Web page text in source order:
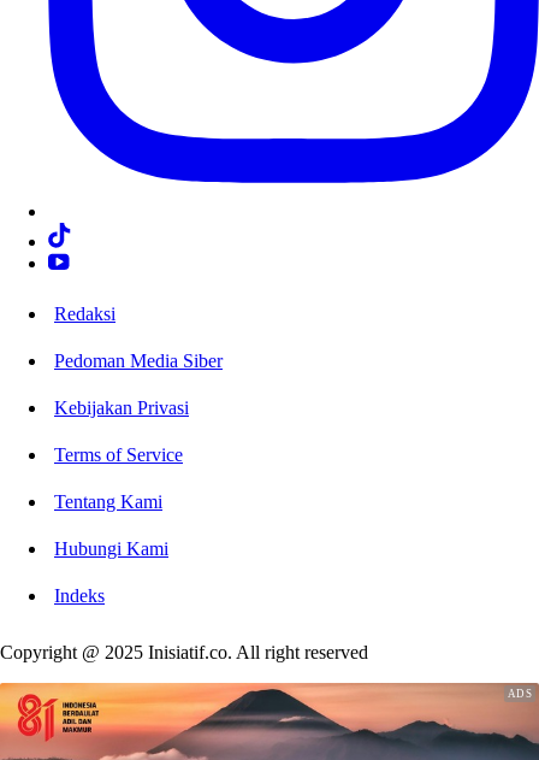
Redaksi
Pedoman Media Siber
Kebijakan Privasi
Terms of Service
Tentang Kami
Hubungi Kami
Indeks
Copyright @ 2025 Inisiatif.co. All right reserved